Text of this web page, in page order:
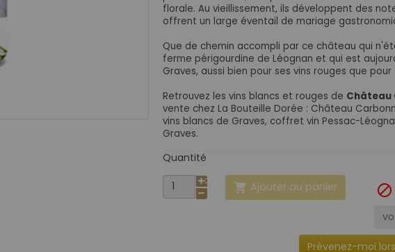
florale. Au vieillissement, ils développent des
offrent un large éventail de mariage
Que de chemin accompli par ce château qui
ferme périgourdine de Léognan et qui est
Graves, aussi bien pour ses vins rouges que pour
Retrouvez les vins blancs et rouges de Château
vente chez La Bouteille Dorée : Château
vins blancs de Graves, coffret vin Pessac-
Graves.
Quantité
 Ajouter au panier 
Prévenez-moi